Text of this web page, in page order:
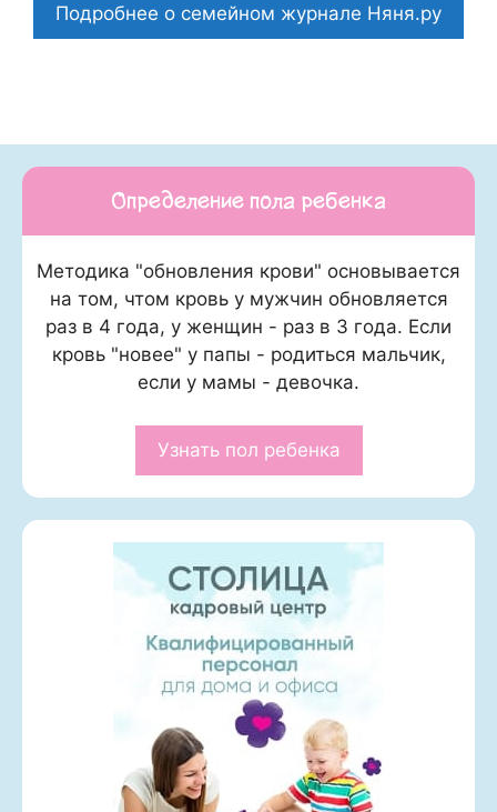
Подробнее о семейном журнале Няня.ру
Определение пола ребенка
Методика "обновления крови" основывается
на том, чтом кровь у мужчин обновляется
раз в 4 года, у женщин - раз в 3 года. Если
кровь "новее" у папы - родиться мальчик,
если у мамы - девочка.
Узнать пол ребенка